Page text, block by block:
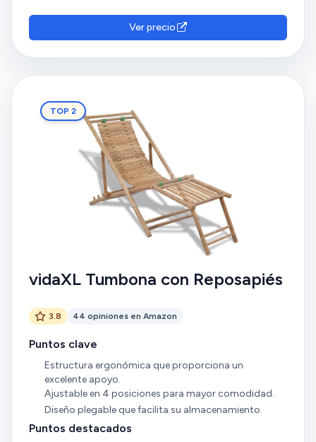
Ver precio
TOP 2
vidaXL Tumbona con Reposapiés
3.8 44 opiniones en Amazon
Puntos clave
Estructura ergonómica que proporciona un
excelente apoyo.
Ajustable en 4 posiciones para mayor comodidad.
Diseño plegable que facilita su almacenamiento.
Puntos destacados